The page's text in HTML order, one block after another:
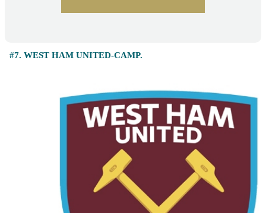
#7. WEST HAM UNITED-CAMP.